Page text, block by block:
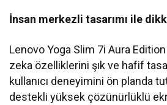
İnsan merkezli tasarımı ile
Lenovo Yoga Slim 7i Aura
zeka özelliklerini şık ve hafif
kullanıcı deneyimini ön planda
destekli yüksek çözünürlüklü